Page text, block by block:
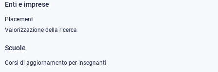
Footer
column
Enti e imprese
Placement
Valorizzazione della ricerca
Scuole
Corsi di aggiornamento per insegnanti